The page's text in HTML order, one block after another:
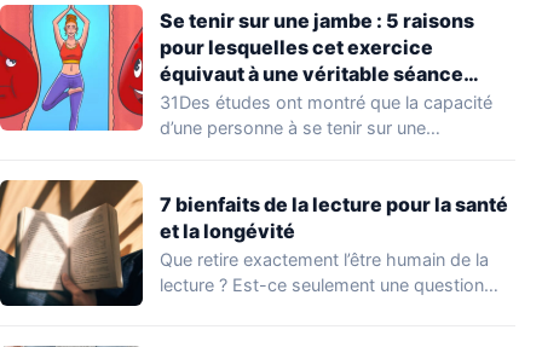
Se tenir sur une jambe : 5 raisons
pour lesquelles cet exercice
équivaut à une véritable séance
d’entraînement
31Des études ont montré que la capacité
d’une personne à se tenir sur une…
7 bienfaits de la lecture pour la santé
et la longévité
Que retire exactement l’être humain de la
lecture ? Est-ce seulement une question